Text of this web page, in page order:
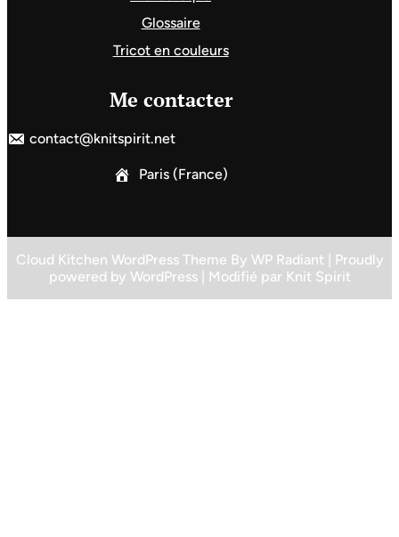
Glossaire
Tricot en couleurs
Me contacter
contact@knitspirit.net
Paris (France)
Cloud Kitchen WordPress Theme By WP Radiant | Proudly
powered by WordPress| Modifié par Knit Spirit